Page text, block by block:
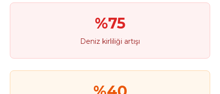
%75
Deniz kirliliği artışı